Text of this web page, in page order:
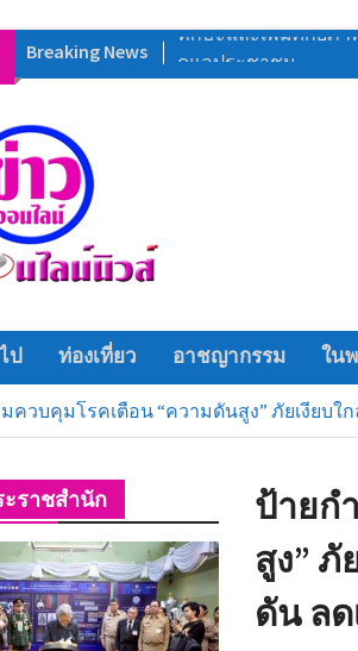
Breaking News
สโมสรโรตารีสุพรรณ
โรตารีสากล เปิดโคร
พิธีเปิดการแข่งขันกี
กาชาดรวมใจ ช่วยเ
พิธีเปิดงาน ” ร้อยรัก
บางปลาม้า ” ประจำ ปี
สุพรรณบุรี ผนึกกำลัง
ทักษะและเพิ่มศักยภา
ป ท่องเที่ยว อาชญากรรม ใน
ควบคุมโรคเตือน “ความดันสูง” ภัยเงียบ
ป้ายก
สูง”
ดัน ลด
ราชสำนัก